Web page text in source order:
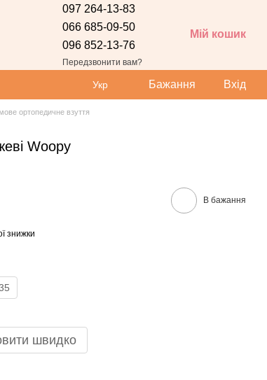
097 264-13-83
066 685-09-50
096 852-13-76
Передзвонити вам?
Мій кошик
Укр Бажання Вхід
ортопедичне взуття
Woopy
В бажання
знижки
швидко